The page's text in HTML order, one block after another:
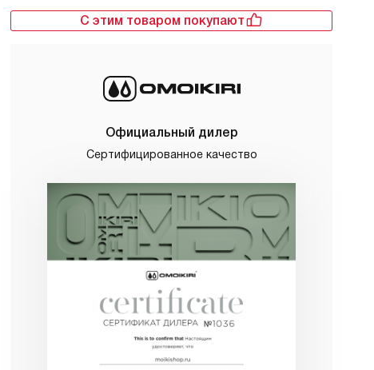
С этим товаром покупают
Официальный дилер
Сертифицированное качество